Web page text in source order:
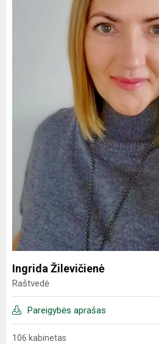
Ingrida Žilevičienė
Raštvedė
Pareigybės aprašas
106 kabinetas